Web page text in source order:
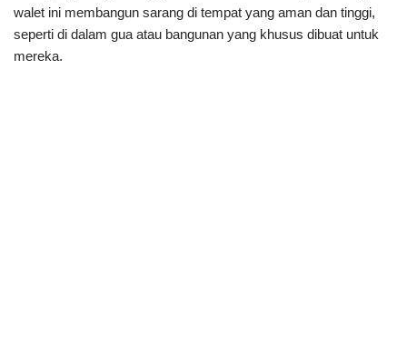
walet ini membangun sarang di tempat yang aman dan tinggi,
seperti di dalam gua atau bangunan yang khusus dibuat untuk
mereka.